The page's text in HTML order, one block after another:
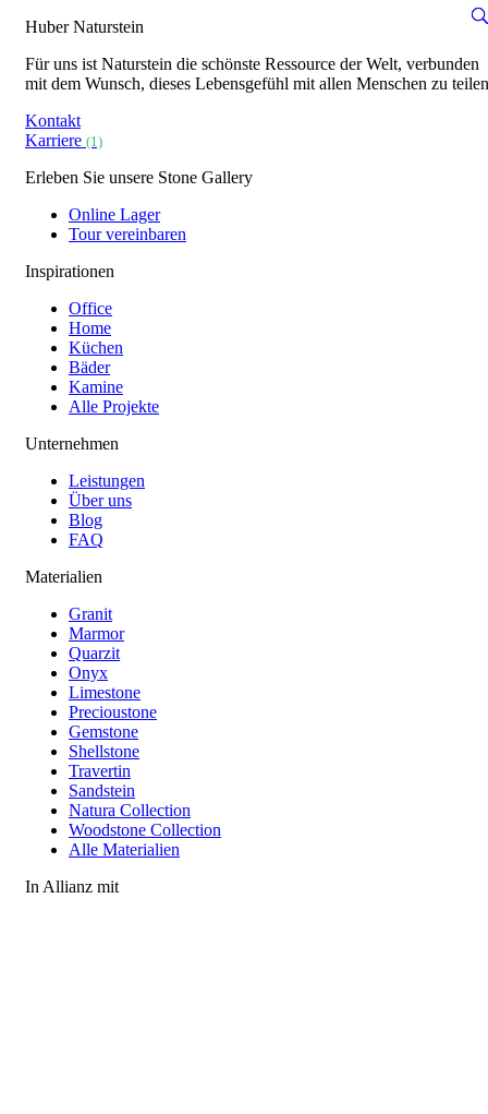
Huber Naturstein
Für uns ist Naturstein die schönste Ressource der Welt, verbunden
mit dem Wunsch, dieses Lebensgefühl mit allen Menschen zu
Kontakt
Karriere (1)
Erleben Sie unsere Stone Gallery
Online Lager
Tour vereinbaren
Inspirationen
Office
Home
Küchen
Bäder
Kamine
Alle Projekte
Unternehmen
Leistungen
Über uns
Blog
FAQ
Materialien
Granit
Marmor
Quarzit
Onyx
Limestone
Precioustone
Gemstone
Shellstone
Travertin
Sandstein
Natura Collection
Woodstone Collection
Alle Materialien
In Allianz mit